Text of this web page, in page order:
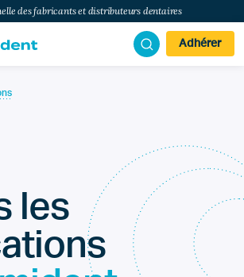
des fabricants et distributeurs dentaires
Adhérer
les